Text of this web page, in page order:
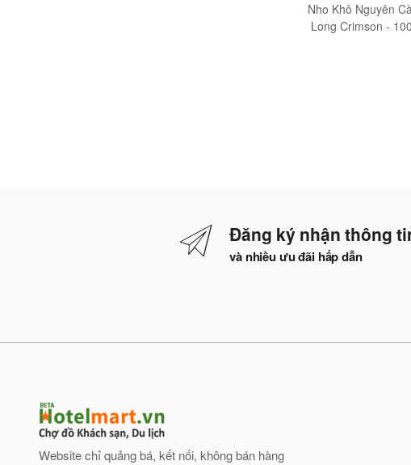
Nho Khô Nguyên
Long Crimson -
Đăng ký nhận thông
và nhiều ưu đãi hấp dẫn
Website chỉ quảng bá, kết nối, không bán hàng